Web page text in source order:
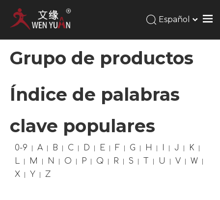
Español
Grupo de productos
Índice de palabras
clave populares
0-9 A B C D E F G H I J
K
L
M N O P Q R S T U V
W
X
Y Z